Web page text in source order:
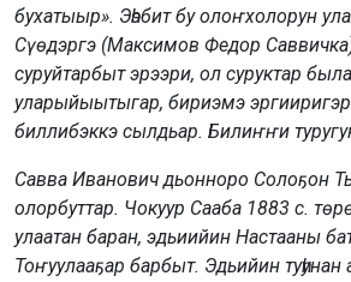
бухатыыр». Эһэбит бу олоҥхолорун
Сүөдэргэ (Максимов Федор Саввичка)
суруйтарбыт эрээри, ол суруктар
уларыйыытыгар, бириэмэ
биллибэккэ сылдьар. Билиҥҥи
Савва Иванович дьонноро Солоҕон
олорбуттар. Чокуур Сааба 1883 с.
улаатан баран, эдьиийин Настааны
Тоҥуулааҕар барбыт. Эдьийин